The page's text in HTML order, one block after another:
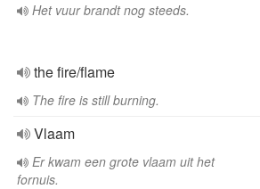
Het vuur brandt nog steeds.
the fire/flame
The fire is still burning.
Vlaam
Er kwam een grote vlaam uit het
fornuis.